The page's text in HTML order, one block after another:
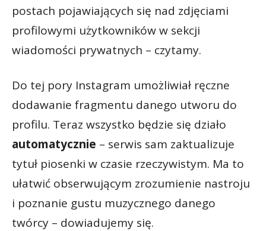
postach pojawiających się nad zdjęciami
profilowymi użytkowników w sekcji
wiadomości prywatnych – czytamy.
Do tej pory Instagram umożliwiał ręczne
dodawanie fragmentu danego utworu do
profilu. Teraz wszystko będzie się działo
automatycznie – serwis sam zaktualizuje
tytuł piosenki w czasie rzeczywistym. Ma to
ułatwić obserwującym zrozumienie nastroju
i poznanie gustu muzycznego danego
twórcy – dowiadujemy się.